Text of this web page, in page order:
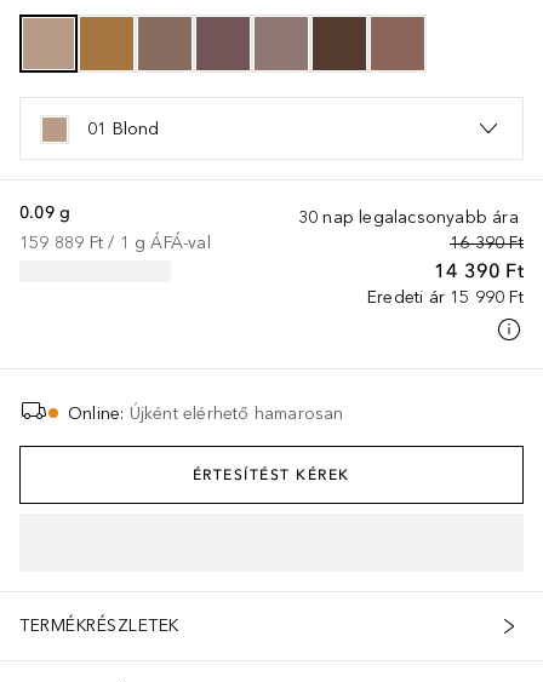
01 Blond
30 nap legalacsonyabb ára
16 390 Ft
14 390 Ft
Eredeti ár 15 990 Ft
0.09 g
159 889 Ft / 1 g ÁFÁ-val
Online: Újként elérhető hamarosan
ÉRTESÍTÉST KÉREK
TERMÉKRÉSZLETEK